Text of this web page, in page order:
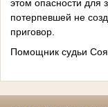
этом опасности для
потерпевшей не
приговор.
Помощник судьи